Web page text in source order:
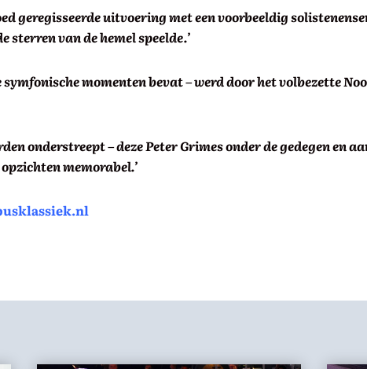
geregisseerde uitvoering met een voorbeeldig
sterren van de hemel speelde.’
momenten bevat – werd door het volbezette
onderstreept – dezePeter Grimesonder de gedegen en
memorabel.’